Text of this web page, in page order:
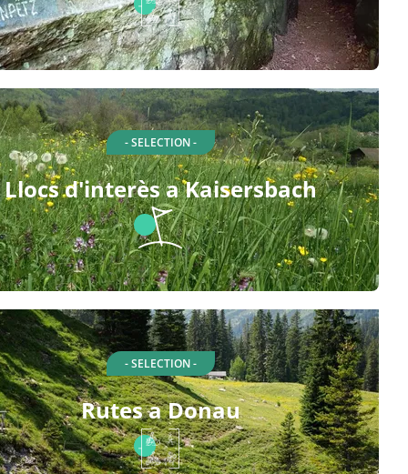
- SELECTION -
Llocs d'interès a Kaisersbach
- SELECTION -
Rutes a Donau